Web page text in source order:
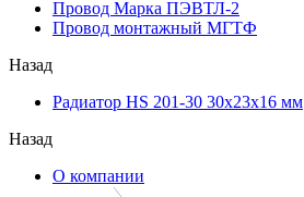
Провод Марка ПЭВТЛ-2
Провод монтажный МГТФ
Назад
Радиатор HS 201-30 30х23х16 мм
Назад
О компании